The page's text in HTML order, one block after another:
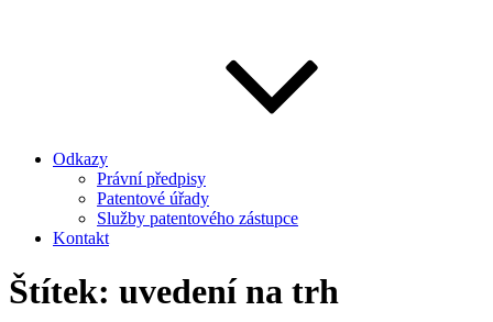
Odkazy
Právní předpisy
Patentové úřady
Služby patentového zástupce
Kontakt
Štítek: uvedení na trh